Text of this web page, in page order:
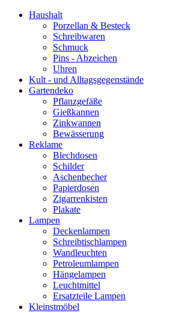
Haushalt
Porzellan & Besteck
Schreibwaren
Schmuck
Pins - Abzeichen
Uhren
Kult - und Alltagsgegenstände
Gartendeko
Pflanzgefäße
Gießkannen
Zinkwannen
Bewässerung
Reklame
Blechdosen
Schilder
Aschenbecher
Papierdosen
Zigarrenkisten
Plakate
Lampen
Deckenlampen
Schreibtischlampen
Wandleuchten
Petroleumlampen
Hängelampen
Leuchtmittel
Ersatzteile Lampen
Kleinstmöbel